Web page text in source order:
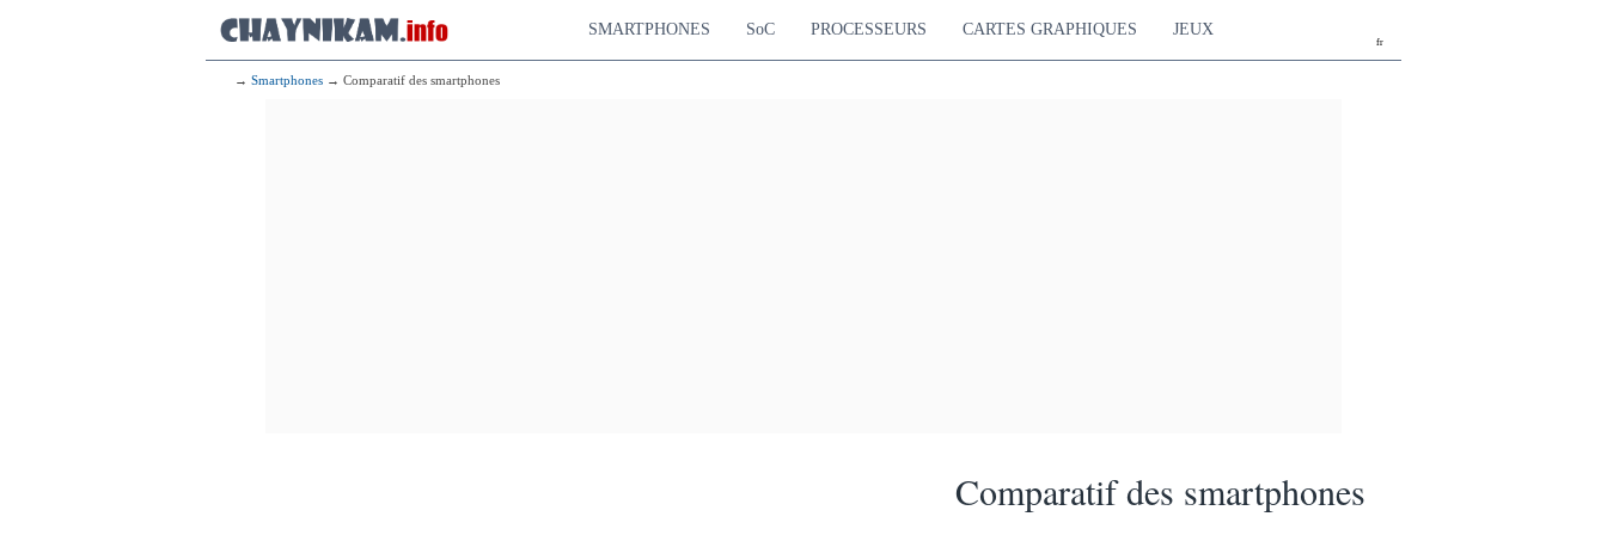
fr
SMARTPHONES SoC PROCESSEURS CARTES GRAPHIQUES JEUX
→ Smartphones → Comparatif des smartphones
Comparatif des smartphones